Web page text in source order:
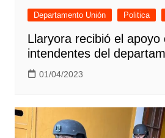
Departamento Unión Politica
Llaryora recibió el apoyo
intendentes del
01/04/2023